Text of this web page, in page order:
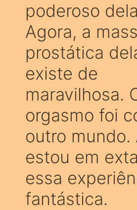
poderoso
Agora, a
prostática
existe de
maravilhosa.
orgasmo foi
outro mundo.
estou em
essa
fantástica.